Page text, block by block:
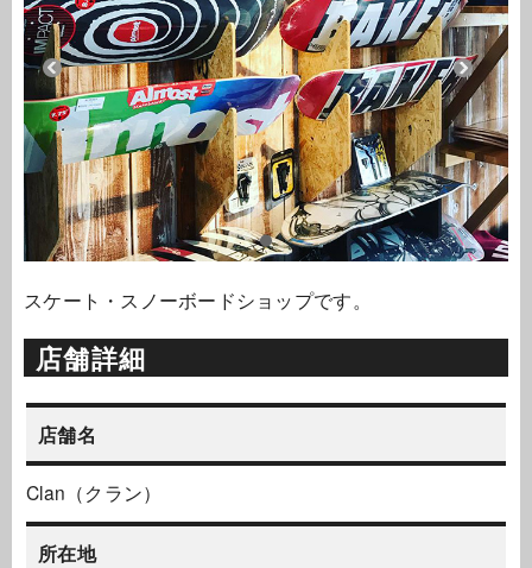
スケート・スノーボードショップです。
店舗詳細
店舗名
Clan（クラン）
所在地